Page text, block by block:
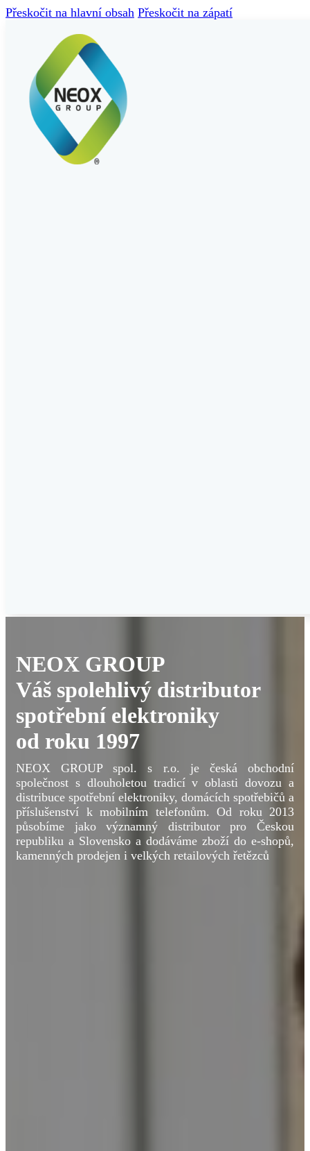
Přeskočit na hlavní obsah Přeskočit na zápatí
NEOX GROUP
Váš spolehlivý distributor
spotřební elektroniky
od roku 1997
NEOX GROUP spol. s r.o. je česká obchodní
společnost s dlouholetou tradicí v oblasti dovozu a
distribuce spotřební elektroniky, domácích spotřebičů a
příslušenství k mobilním telefonům. Od roku 2013
působíme jako významný distributor pro Českou
republiku a Slovensko a dodáváme zboží do e‑shopů,
kamenných prodejen i velkých retailových řetězců